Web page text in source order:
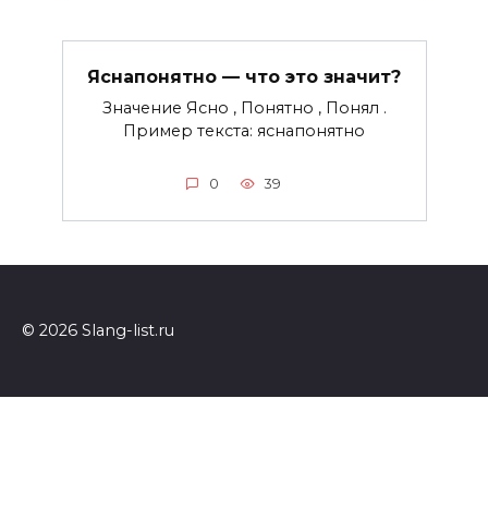
Яснапонятно — что это значит?
Значение Ясно , Понятно , Понял .
Пример текста: яснапонятно
0 39
© 2026 Slang-list.ru